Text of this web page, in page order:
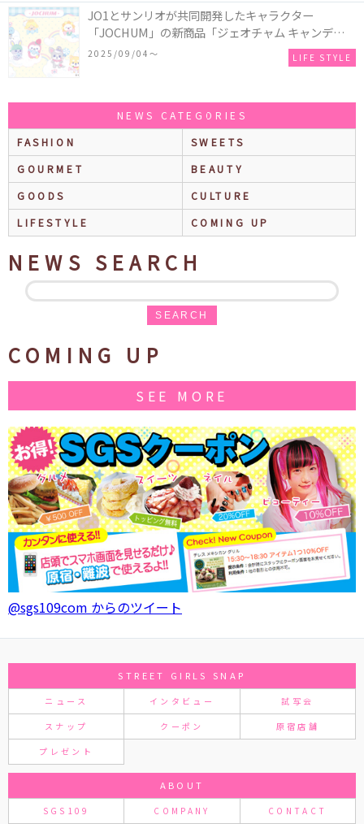
JO1とサンリオが共同開発したキャラクター
「JOCHUM」の新商品「ジェオチャム キャンディデ
ザインシリーズ」が発売！一部店舗限定で特別装飾
2025/09/04〜 LIFE STYLE
NEWS CATEGORIES
FASHION
SWEETS
GOURMET
BEAUTY
GOODS
CULTURE
LIFESTYLE
COMING UP
NEWS SEARCH
SEARCH
COMING UP
SEE MORE
@sgs109com からのツイート
STREET GIRLS SNAP
ニュース インタビュー 試写会
スナップ クーポン 原宿店舗
プレゼント
ABOUT
SGS109 COMPANY CONTACT